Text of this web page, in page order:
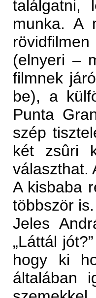
találgatni,
munka. A
(elnyeri –
filmnek
be), a
Punta
szép
két zsûri
választhat.
A kisbaba
többször is.
Jeles
„Láttál
hogy ki
általában